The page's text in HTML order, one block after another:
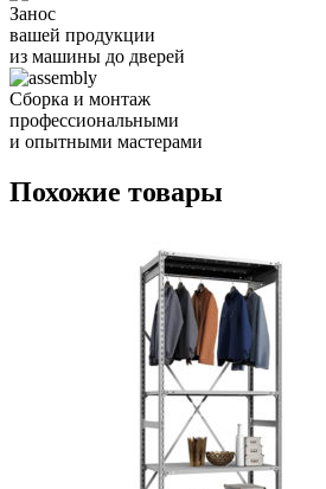
Занос
вашей продукции
из машины до дверей
Сборка и монтаж
профессиональными
и опытными мастерами
Похожие товары